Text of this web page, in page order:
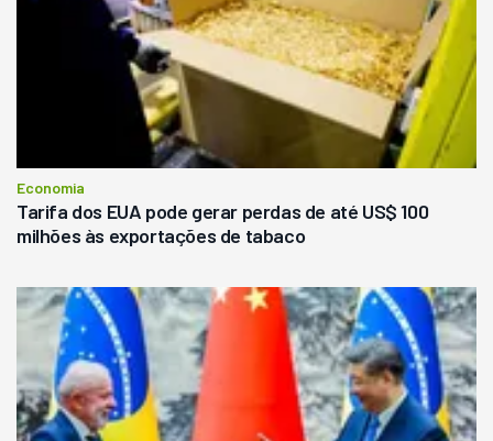
Economia
Tarifa dos EUA pode gerar perdas de até US$ 100
milhões às exportações de tabaco